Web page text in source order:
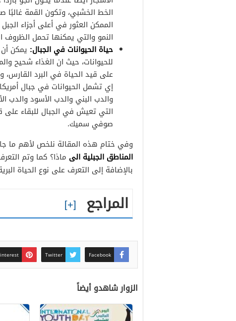
الخط الخشبي، وتكون القمة غالبًا
الممكن العثور في أعلى أجزاء
النمو والتي يمكنها تحمل الظروف
حياة الحيوانات في الجبال: يمكن
للحيوانات، حيث ان الغذاء شحيح
على قيد الحياة في البرد القارس،
إي تشمل الحيوانات في جبال أمريكا
والدب البني والدب الأسود والدب
التي تعيش في الجبال للبقاء على
صوفي سميك.
وفي ختام هذه المقالة نلخص لأهم ما
المناطق الجبلية الى ماذا؟ كما وتم
بالإضافة إلى التعرف على نوع الحياة
المراجع
Facebook
Twitter
الزوار شاهدو أيضاً